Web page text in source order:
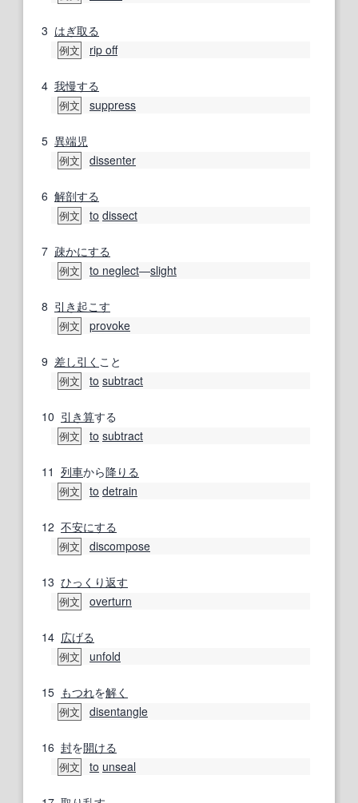
3 はぎ取る
例文 rip off
4 我慢する
例文 suppress
5 異端児
例文 dissenter
6 解剖する
例文 to dissect
7 疎かにする
例文 to neglect―slight
8 引き起こす
例文 provoke
9 差し引く こと
例文 to subtract
10 引き算する
例文 to subtract
11 列車から降りる
例文 to detrain
12 不安にする
例文 discompose
13 ひっくり返す
例文 overturn
14 広げる
例文 unfold
15 もつれを解く
例文 disentangle
16 封を開ける
例文 to unseal